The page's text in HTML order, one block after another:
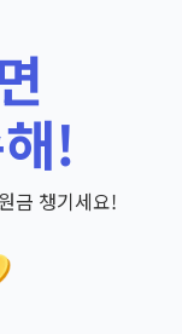
!
금 챙기세요!